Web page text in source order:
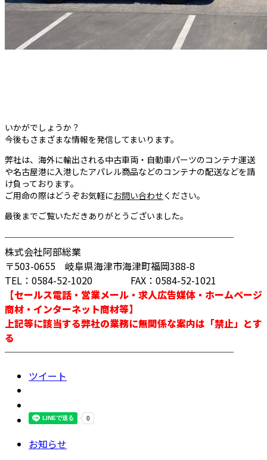
いかがでしょうか？
今後もさまざまな情報を発信してまいります。
弊社は、海外に輸出される中古車両・自動車パーツのコンテナ運送
や名古屋港に入港したアパレル商品などのコンテナの配送などを請
け負っております。
ご用命の際はどうぞお気軽にお問い合わせ ください。
最後までご覧いただきありがとうございました。
────────────────────────
株式会社阿部総業
〒503-0655 岐阜県海津市海津町福岡388-8
TEL：0584-52-1020 FAX：0584-52-1021
【セールス電話・営業メール・求人広告媒体・ホームページ
商材・インターネット商材等】
上記等に該当する弊社の業務に無関係な案内は「禁止」とす
る
────────────────────────
ツイート
お知らせ